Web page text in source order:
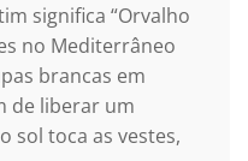
significa “Orvalho
no Mediterrâneo
brancas em
de liberar um
sol toca as vestes,